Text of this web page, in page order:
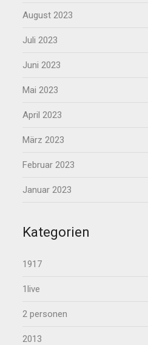
August 2023
Juli 2023
Juni 2023
Mai 2023
April 2023
März 2023
Februar 2023
Januar 2023
Kategorien
1917
1live
2 personen
2013